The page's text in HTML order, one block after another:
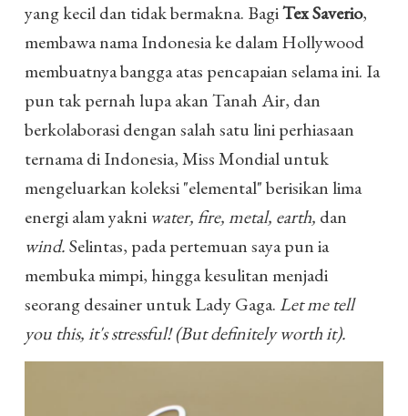
yang kecil dan tidak bermakna. BagiTex Saverio,
membawa nama Indonesia ke dalam Hollywood
membuatnya bangga atas pencapaian selama ini. Ia
pun tak pernah lupa akan Tanah Air, dan
berkolaborasi dengan salah satu lini perhiasaan
ternama di Indonesia, Miss Mondial untuk
mengeluarkan koleksi "elemental" berisikan lima
energi alam yakni water, fire, metal, earth, dan
wind.Selintas, pada pertemuan saya pun ia
membuka mimpi, hingga kesulitan menjadi
seorang desainer untuk Lady Gaga.Let me tell
you this, it's stressful! (But definitely worth it).